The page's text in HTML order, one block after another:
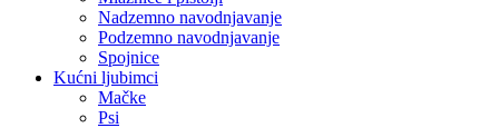
Nadzemno navodnjavanje
Podzemno navodnjavanje
Spojnice
Kućni ljubimci
Mačke
Psi